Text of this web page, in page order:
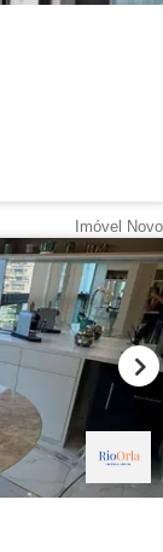
Imóvel Novo